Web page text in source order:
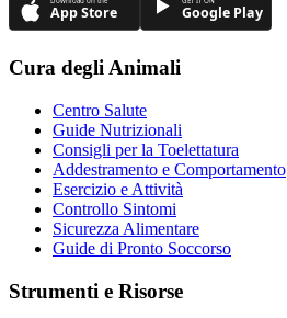
App Store Google Play
Cura degli Animali
Centro Salute
Guide Nutrizionali
Consigli per la Toelettatura
Addestramento e Comportamento
Esercizio e Attività
Controllo Sintomi
Sicurezza Alimentare
Guide di Pronto Soccorso
Strumenti e Risorse